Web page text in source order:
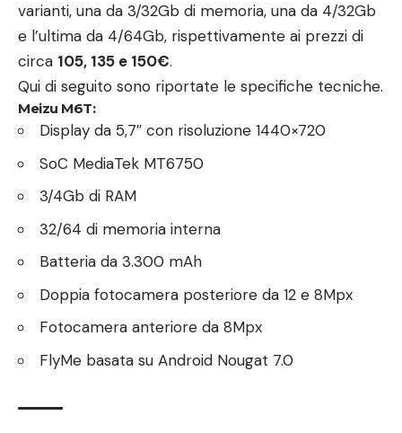
varianti, una da 3/32Gb di memoria, una da 4/32Gb
e l’ultima da 4/64Gb, rispettivamente ai prezzi di
circa 105, 135 e 150€.
Qui di seguito sono riportate le specifiche tecniche.
Meizu M6T:
Display da 5,7″ con risoluzione 1440×720
SoC MediaTek MT6750
3/4Gb di RAM
32/64 di memoria interna
Batteria da 3.300 mAh
Doppia fotocamera posteriore da 12 e 8Mpx
Fotocamera anteriore da 8Mpx
FlyMe basata su Android Nougat 7.0